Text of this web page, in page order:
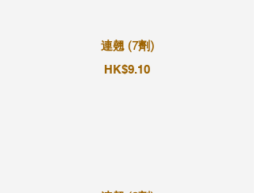
連翹 (7劑)
HK$9.10